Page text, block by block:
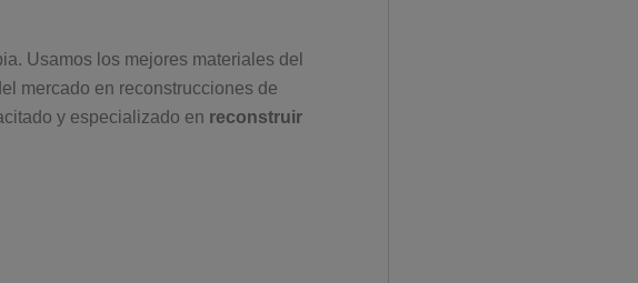
Usamos los mejores materiales del
mercado en reconstrucciones de
y especializado en reconstruir